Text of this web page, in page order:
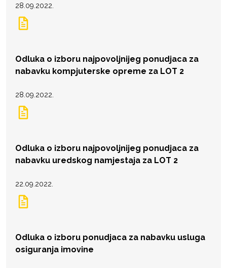
28.09.2022.
Odluka o izboru najpovoljnijeg ponudjaca za
nabavku kompjuterske opreme za LOT 2
28.09.2022.
Odluka o izboru najpovoljnijeg ponudjaca za
nabavku uredskog namjestaja za LOT 2
22.09.2022.
Odluka o izboru ponudjaca za nabavku usluga
osiguranja imovine